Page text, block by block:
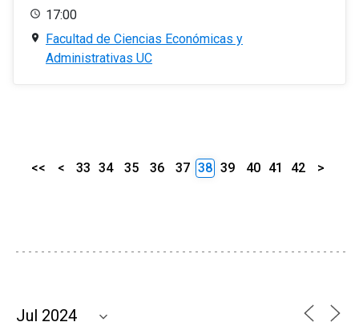
17:00
Facultad de Ciencias Económicas y
Administrativas UC
<< < 33 34 35 36 37 38 39 40 41 42 >